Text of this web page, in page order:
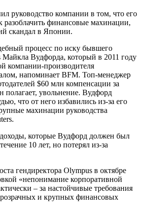
руководство компании в том, что его
разоблачить финансовые махинации,
скандал в Японии.
процесс по иску бывшего
Майкла Вудфорда, который в 2011 году
компании-производителя
напоминает BFM. Топ-менеджер
$60 млн компенсации за
полагает, увольнение. Вудфорд
что от него избавились из-за его
махинации руководства
которые Вудфорд должен был
10 лет, но потерял из-за
гендиректора Olympus в октябре
«непонимание корпоративной
– за настойчивые требования
и крупных финансовых